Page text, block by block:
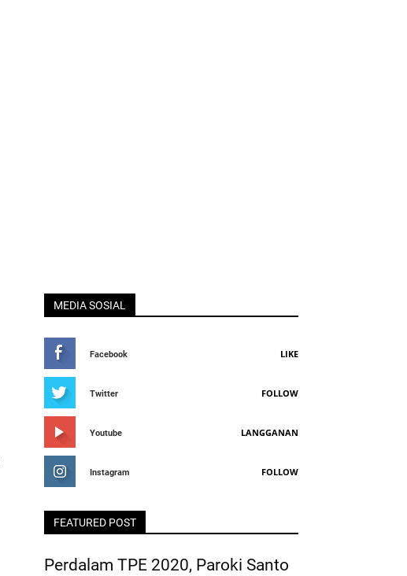
MEDIA SOSIAL
Facebook LIKE
Twitter FOLLOW
Youtube LANGGANAN
Instagram FOLLOW
FEATURED POST
Perdalam TPE 2020, Paroki Santo